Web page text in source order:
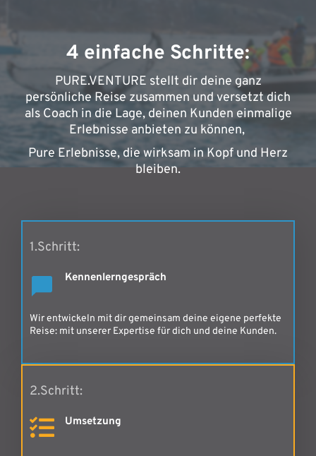
4 einfache Schritte:
PURE.VENTURE stellt dir deine ganz
persönliche Reise zusammen und versetzt dich
als Coach in die Lage, deinen Kunden einmalige
Erlebnisse anbieten zu können,
Pure Erlebnisse, die wirksam in Kopf und Herz
bleiben.
1.Schritt:
Kennenlerngespräch
Wir entwickeln mit dir gemeinsam deine eigene perfekte
Reise: mit unserer Expertise für dich und deine Kunden.
2.Schritt:
Umsetzung